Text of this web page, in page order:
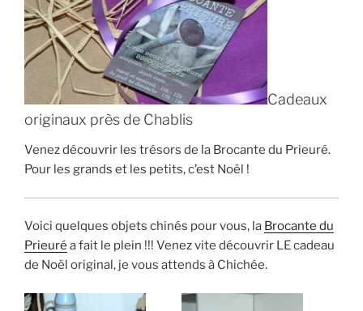
Cadeaux
originaux près de Chablis
Venez découvrir les trésors de la Brocante du Prieuré.
Pour les grands et les petits, c’est Noël !
Voici quelques objets chinés pour vous, la Brocante du
Prieuré a fait le plein !!! Venez vite découvrir LE cadeau
de Noël original, je vous attends à Chichée.